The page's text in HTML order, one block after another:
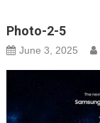
Photo-2-5
June 3, 2025